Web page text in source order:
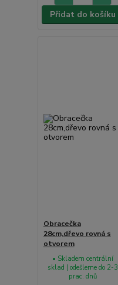
Přidat do košíku
Obracečka
28cm,dřevo rovná s
otvorem
• Skladem centrální
sklad | odešleme do 2-3
prac. dnů